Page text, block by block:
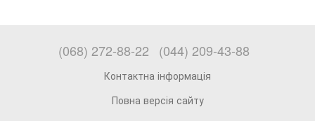
(068) 272-88-22 (044) 209-43-88
Контактна інформація
Повна версія сайту